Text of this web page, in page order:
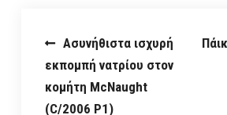
Post
navigation
Ασυνήθιστα ισχυρή
εκπομπή νατρίου στον
κομήτη McNaught
(C/2006 P1)